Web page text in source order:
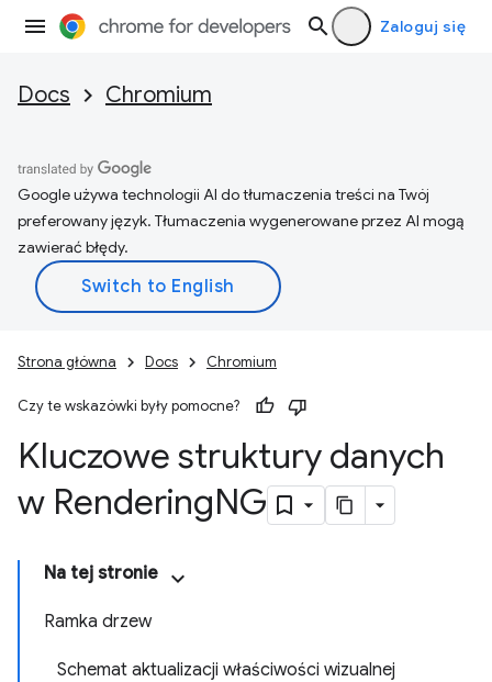
Zaloguj się
Docs Chromium
Google używa technologii AI do tłumaczenia treści na Twój
preferowany język. Tłumaczenia wygenerowane przez AI mogą
zawierać błędy.
Strona główna Docs Chromium
Czy te wskazówki były pomocne?
Kluczowe struktury danych
w RenderingNG
Na tej stronie
Ramka drzew
Schemat aktualizacji właściwości wizualnej